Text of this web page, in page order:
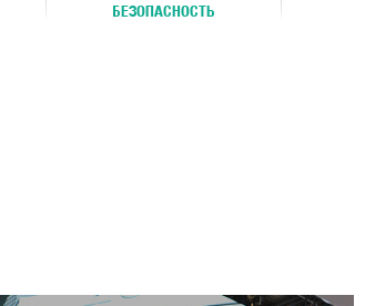
БЕЗОПАСНОСТЬ